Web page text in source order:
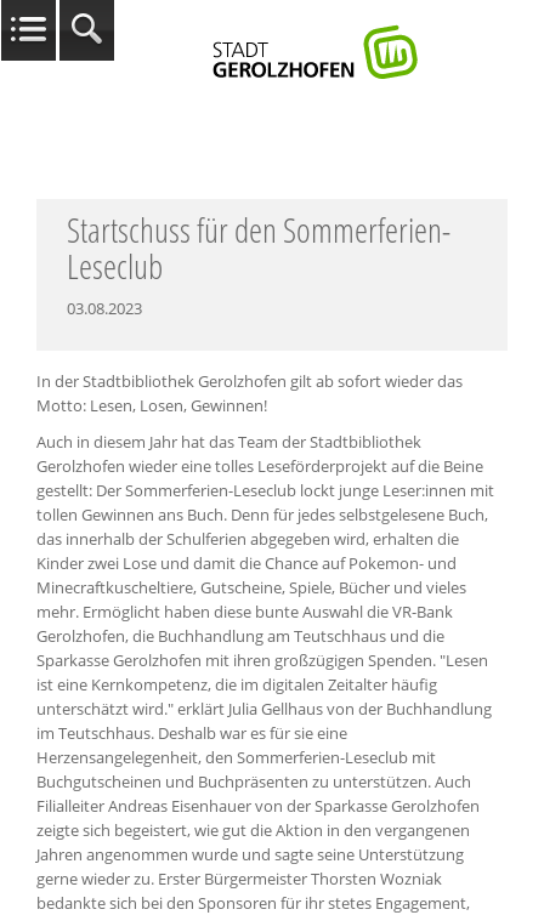
Startschuss für den Sommerferien-
Leseclub
03.08.2023
In der Stadtbibliothek Gerolzhofen gilt ab sofort wieder das
Motto: Lesen, Losen, Gewinnen!
Auch in diesem Jahr hat das Team der Stadtbibliothek
Gerolzhofen wieder eine tolles Leseförderprojekt auf die Beine
gestellt: Der Sommerferien-Leseclub lockt junge Leser:innen mit
tollen Gewinnen ans Buch. Denn für jedes selbstgelesene Buch,
das innerhalb der Schulferien abgegeben wird, erhalten die
Kinder zwei Lose und damit die Chance auf Pokemon- und
Minecraftkuscheltiere, Gutscheine, Spiele, Bücher und vieles
mehr. Ermöglicht haben diese bunte Auswahl die VR-Bank
Gerolzhofen, die Buchhandlung am Teutschhaus und die
Sparkasse Gerolzhofen mit ihren großzügigen Spenden. "Lesen
ist eine Kernkompetenz, die im digitalen Zeitalter häufig
unterschätzt wird." erklärt Julia Gellhaus von der Buchhandlung
im Teutschhaus. Deshalb war es für sie eine
Herzensangelegenheit, den Sommerferien-Leseclub mit
Buchgutscheinen und Buchpräsenten zu unterstützen. Auch
Filialleiter Andreas Eisenhauer von der Sparkasse Gerolzhofen
zeigte sich begeistert, wie gut die Aktion in den vergangenen
Jahren angenommen wurde und sagte seine Unterstützung
gerne wieder zu. Erster Bürgermeister Thorsten Wozniak
bedankte sich bei den Sponsoren für ihr stetes Engagement,